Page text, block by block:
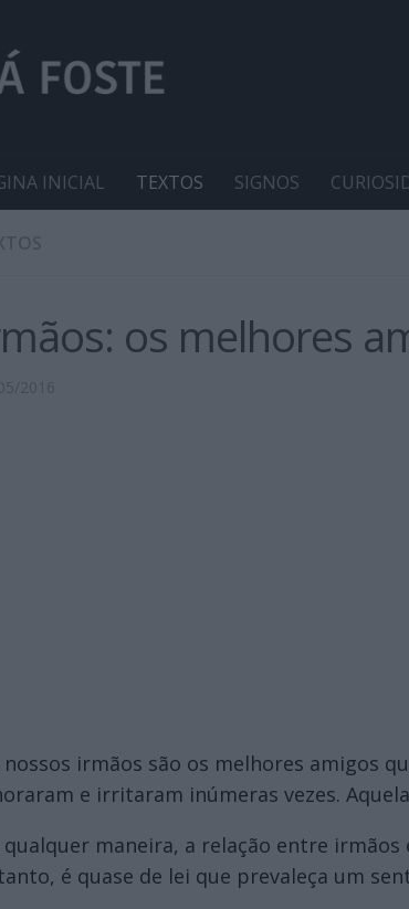
INICIAL TEXTOS SIGNOS
os melhores
nossos irmãos são os melhores amigos
e irritaram inúmeras vezes.
qualquer maneira, a relação entre
é quase de lei que prevaleça um